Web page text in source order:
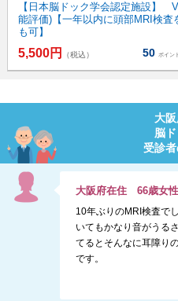
【日本脳ドック学会認定施設】
能評価)【一年以内に頭部MRI検
も可】
5,500円 （税込） 50 ポイント
大
脳
受診
大阪府在住66歳女性
10年ぶりのMRI検査で
いてもかなり音がうる
てるとそんなに耳障り
です。